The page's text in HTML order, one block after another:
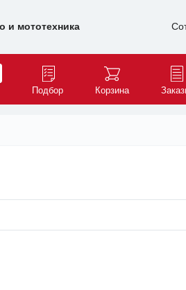
и мототехника
Подбор Корзина